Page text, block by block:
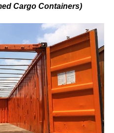
Cargo Containers)